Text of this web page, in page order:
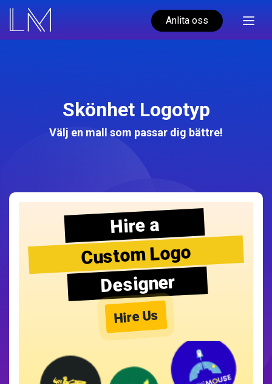
Anlita oss
Skönhet Logotyp
Välj en mall som passar dig bättre!
Hire a
Custom Logo
Designer
Hire Us